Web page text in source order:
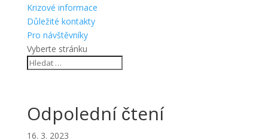
Krizové informace
Důležité kontakty
Pro návštěvníky
Vyberte stránku
Odpolední čtení
16. 3. 2023